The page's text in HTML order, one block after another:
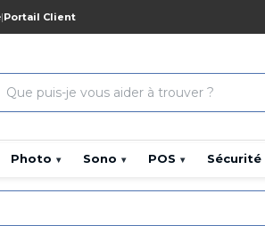
|Portail Client
Photo ▾ Sono ▾ POS ▾ Sécurité